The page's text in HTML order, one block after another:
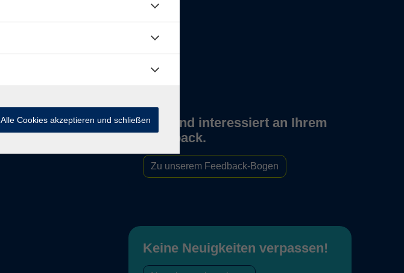
Wir sind interessiert an Ihrem
Feedback.
Zu unserem Feedback-Bogen
Keine Neuigkeiten verpassen!
Alle Cookies akzeptieren und schließen